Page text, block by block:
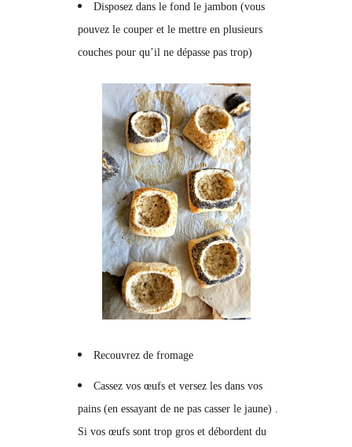
Disposez dans le fond le jambon (vous
pouvez le couper et le mettre en plusieurs
couches pour qu’il ne dépasse pas trop)
Recouvrez de fromage
Cassez vos œufs et versez les dans vos
pains (en essayant de ne pas casser le jaune) .
Si vos œufs sont trop gros et débordent du